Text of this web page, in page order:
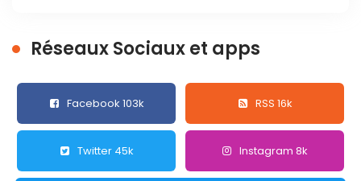
Réseaux Sociaux et apps
Facebook 103k RSS 16k
Twitter 45k Instagram 8k